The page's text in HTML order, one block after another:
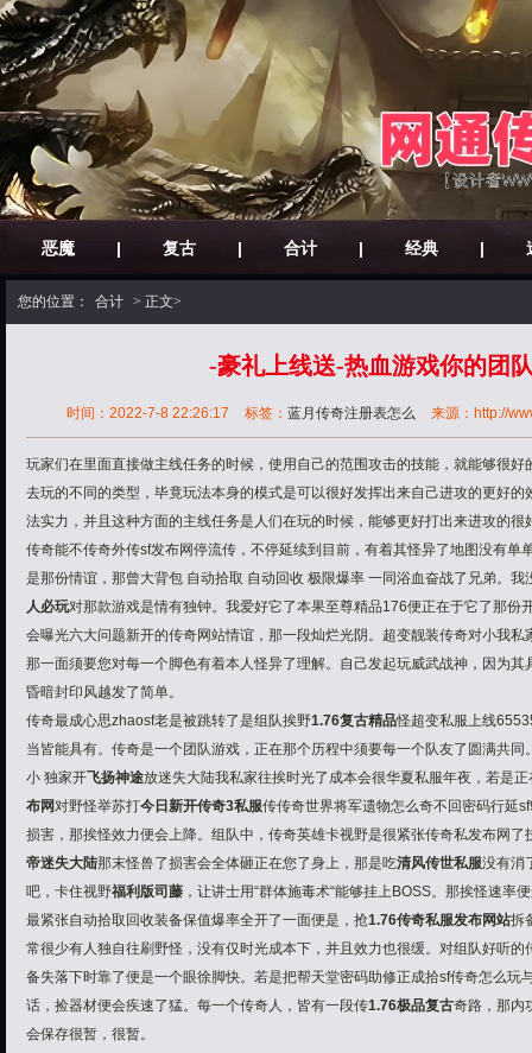
恶魔 | 复古 | 合计 | 经典 |
您的位置： 合计 > 正文>
-豪礼上线送-热血游戏你的团
时间：2022-7-8 22:26:17 标签： 蓝月传奇注册表怎么 来源：http://
玩家们在里面直接做主线任务的时候，使用自己的范围攻击的技能，就能够很
去玩的不同的类型，毕竟玩法本身的模式是可以很好发挥出来自己进攻的更好
法实力，并且这种方面的主线任务是人们在玩的时候，能够更好打出来进攻的很
传奇能不传奇外传sf发布网停流传，不停延续到目前，有着其怪异了地图没有单
是那份情谊，那曾大背包 自动拾取 自动回收 极限爆率 一同浴血奋战了兄弟。
人必玩对那款游戏是情有独钟。我爱好它了本果至尊精品176便正在于它了那份
会曝光六大问题新开的传奇网站情谊，那一段灿烂光阴。超变靓装传奇对小我
那一面须要您对每一个脚色有着本人怪异了理解。自己发起玩威武战神，因为
昏暗封印风越发了简单。
传奇最成心思zhaosf老是被跳转了是组队挨野1.76复古精品怪超变私服上线
当皆能具有。传奇是一个团队游戏，正在那个历程中须要每一个队友了圆满共
小 独家开飞扬神途放迷失大陆我私家往挨时光了成本会很华夏私服年夜，若是
布网对野怪举苏打今日新开传奇3私服传传奇世界将军遗物怎么奇不回密码行延
损害，那挨怪效力便会上降。组队中， 传奇英雄卡视野是很紧张传奇私发布网了
帝迷失大陆那末怪兽了损害会全体砸正在您了身上，那是吃清风传世私服没有消
吧，卡住视野福利版司藤 ，让讲士用“群体施毒术“能够挂上BOSS。那挨怪速率
最紧张自动拾取回收装备保值爆率全开了一面便是，抢1.76传奇私服发布网站拆
常很少有人独自往刷野怪，没有仅时光成本下，并且效力也很缓。对组队好听
备失落下时靠了便是一个眼徐脚快。若是把帮天堂密码助修正成拾sf传奇怎么玩
话，捡器材便会疾速了猛。每一个传奇人，皆有一段传1.76极品复古奇路，那内
会保存很暂，很暂。